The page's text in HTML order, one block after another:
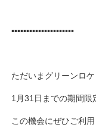
▪▪▪▪▪▪▪▪▪▪▪▪▪▪▪▪▪▪▪▪▪
ただいまグリーンロ
1月31日までの期間限
この機会にぜひご利